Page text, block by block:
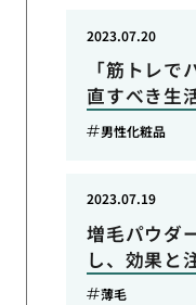
「筋トレ
直すべき生
2023.07.20
男性化粧品
増毛パウダ
し、効果と
2023.07.19
薄毛